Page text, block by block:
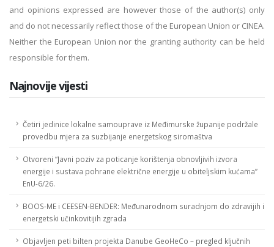
and opinions expressed are however those of the author(s) only
and do not necessarily reflect those of the European Union or CINEA.
Neither the European Union nor the granting authority can be held
responsible for them.
Najnovije vijesti
Četiri jedinice lokalne samouprave iz Međimurske županije podržale
provedbu mjera za suzbijanje energetskog siromaštva
Otvoreni “Javni poziv za poticanje korištenja obnovljivih izvora
energije i sustava pohrane električne energije u obiteljskim kućama”
EnU-6/26.
BOOS-ME i CEESEN-BENDER: Međunarodnom suradnjom do zdravijih i
energetski učinkovitijih zgrada
Objavljen peti bilten projekta Danube GeoHeCo – pregled ključnih